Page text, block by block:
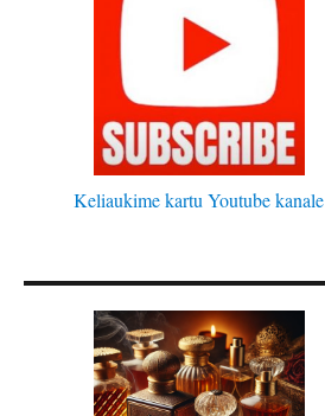
Keliaukime kartu Youtube kanale